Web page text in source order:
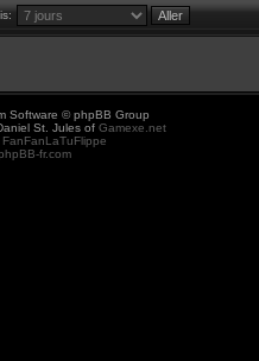
Software © phpBB Group
St. Jules of Gamexe.net
FanFanLaTuFlippe
fr.com